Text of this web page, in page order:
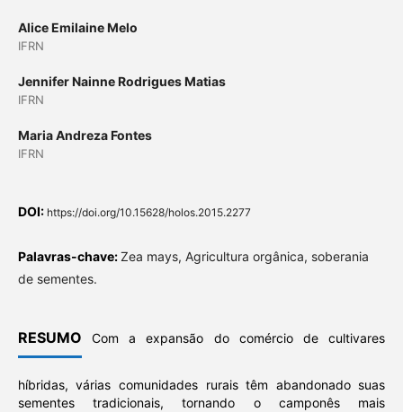
Alice Emilaine Melo
IFRN
Jennifer Nainne Rodrigues Matias
IFRN
Maria Andreza Fontes
IFRN
DOI: https://doi.org/10.15628/holos.2015.2277
Palavras-chave:Zea mays, Agricultura orgânica, soberania
de sementes.
RESUMO Com a expansão do comércio de cultivares
híbridas, várias comunidades rurais têm abandonado suas
sementes tradicionais, tornando o camponês mais